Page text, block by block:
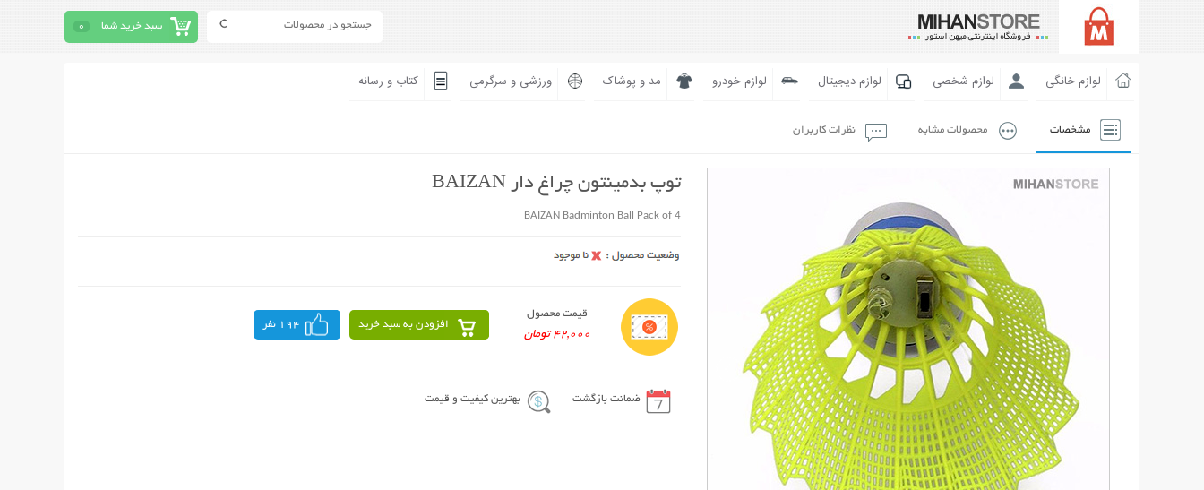
سبد خرید شما 0
لوازم خانگی لوازم شخصی لوازم دیجیتال لوازم خودرو مد و پوشاک ورزشی و سرگرمی کتاب و رسانه
مشخصات محصولات مشابه نظرات کاربران
توپ بدمینتون چراغ دار BAIZAN
BAIZAN Badminton Ball Pack of 4
قیمت محصول
42,000 تومان
افزودن به سبد خرید 194 نفر
ضمانت بازگشت بهترین کیفیت و قیمت